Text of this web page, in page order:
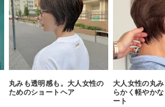
丸みも透明感も。大人女性の
ためのショートヘア
大人女性の丸
らかく軽やか
ート